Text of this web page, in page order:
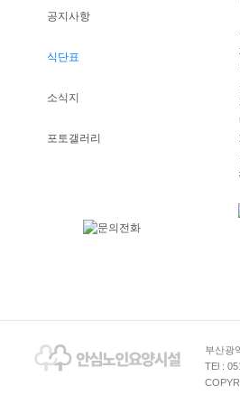
공지사항
식단표
소식지
포토갤러리
부산광
TEl :